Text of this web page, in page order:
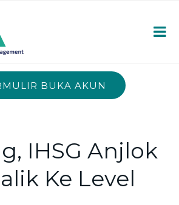
BUKA AKUN
IHSG Anjlok
Ke Level